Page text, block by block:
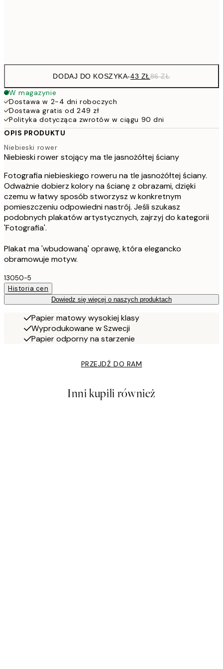
DODAJ DO KOSZYKA-43 ZŁ 86 ZŁ
W magazynie
Dostawa w 2-4 dni roboczych
Dostawa gratis od 249 zł
Polityka dotycząca zwrotów w ciągu 90 dni
OPIS PRODUKTU
Niebieski rower
Niebieski rower stojący ma tle jasnożółtej ściany
Fotografia niebieskiego roweru na tle jasnożółtej ściany.
Odważnie dobierz kolory na ścianę z obrazami, dzięki
czemu w łatwy sposób stworzysz w konkretnym
pomieszczeniu odpowiedni nastrój. Jeśli szukasz
podobnych plakatów artystycznych, zajrzyj do kategorii
'Fotografia'.
Plakat ma 'wbudowaną' oprawę, która elegancko
obramowuje motyw.
13050-5
Historia cen
Dowiedz się więcej o naszych produktach
Papier matowy wysokiej klasy
Wyprodukowane w Szwecji
Papier odporny na starzenie
PRZEJDŹ DO RAM
Inni kupili również